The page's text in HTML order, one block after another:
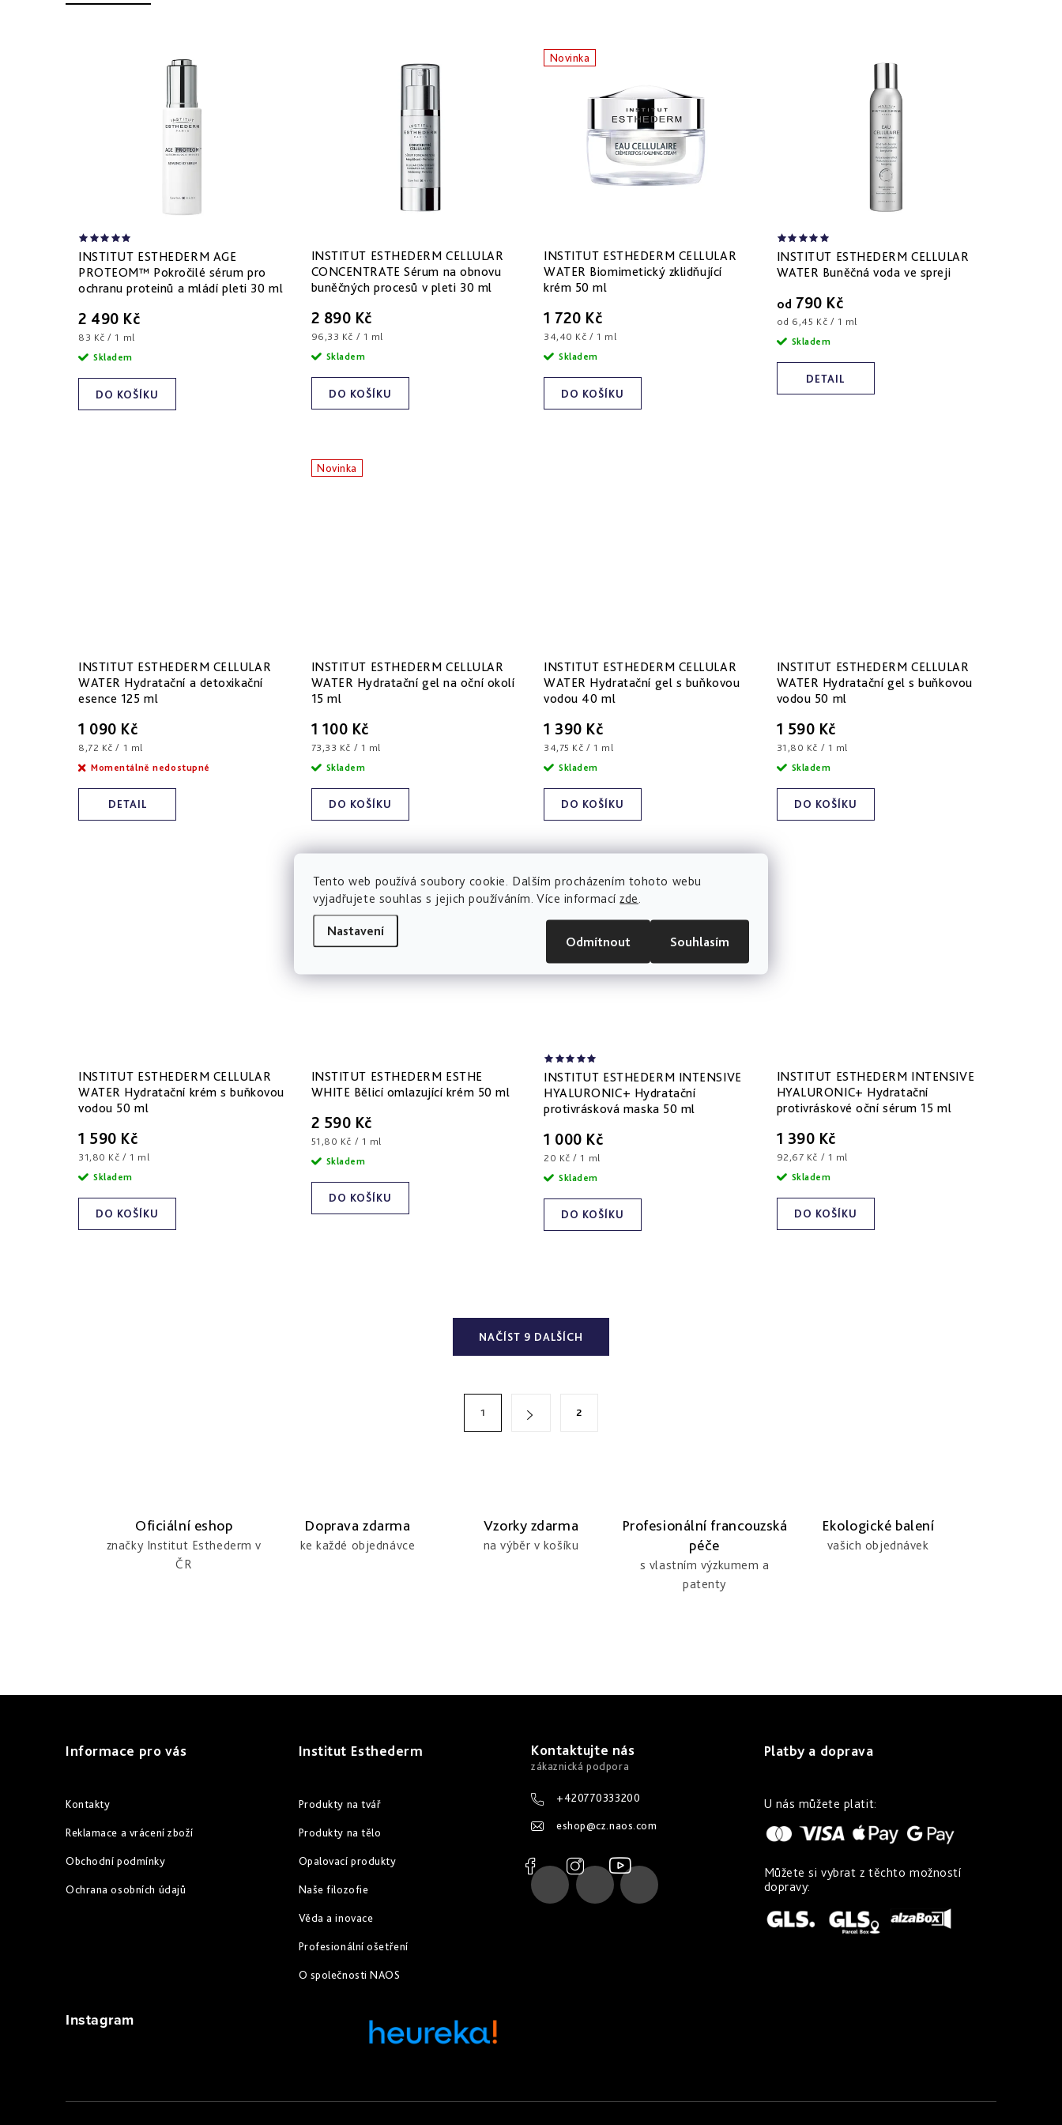
Tento web používá soubory cookie. Dalším procházením tohoto webu
vyjadřujete souhlas s jejich používáním. Více informacízde
Nastavení
Odmítnout Souhlasím
u
ů
o
d
u
INSTITUT ESTHEDERM AGE
PROTEOM™ Pokročilé sérum pro
ochranu proteinů a mládí pleti 30 ml
2 490 Kč
Měrná
cena:
83 Kč / 1 ml
DO KOŠÍKU
Skladem
INSTITUT ESTHEDERM CELLULAR
CONCENTRATE Sérum na obnovu
buněčných procesů v pleti 30 ml
2 890 Kč
Měrná
cena:
96,33 Kč / 1 ml
DO KOŠÍKU
Skladem
Novinka
INSTITUT ESTHEDERM CELLULAR
WATER Biomimetický zklidňující
krém 50 ml
1 720 Kč
Měrná
cena:
34,40 Kč / 1 ml
DO KOŠÍKU
Skladem
INSTITUT ESTHEDERM CELLULAR
WATER Buněčná voda ve spreji
od 790 Kč
Měrná
cena:
od 6,45 Kč / 1 ml
DETAIL
Skladem
INSTITUT ESTHEDERM CELLULAR
WATER Hydratační a detoxikační
esence 125 ml
1 090 Kč
Měrná
cena:
8,72 Kč / 1 ml
DETAIL
Momentálně nedostupné
Novinka
INSTITUT ESTHEDERM CELLULAR
WATER Hydratační gel na oční okolí
15 ml
1 100 Kč
Měrná
cena:
73,33 Kč / 1 ml
DO KOŠÍKU
Skladem
INSTITUT ESTHEDERM CELLULAR
WATER Hydratační gel s buňkovou
vodou 40 ml
1 390 Kč
Měrná
cena:
34,75 Kč / 1 ml
DO KOŠÍKU
Skladem
INSTITUT ESTHEDERM CELLULAR
WATER Hydratační gel s buňkovou
vodou 50 ml
1 590 Kč
Měrná
cena:
31,80 Kč / 1 ml
DO KOŠÍKU
Skladem
INSTITUT ESTHEDERM CELLULAR
WATER Hydratační krém s buňkovou
vodou 50 ml
1 590 Kč
Měrná
cena:
31,80 Kč / 1 ml
DO KOŠÍKU
Skladem
INSTITUT ESTHEDERM ESTHE
WHITE Bělicí omlazující krém 50 ml
2 590 Kč
Měrná
cena:
51,80 Kč / 1 ml
DO KOŠÍKU
Skladem
INSTITUT ESTHEDERM INTENSIVE
HYALURONIC+ Hydratační
protivrásková maska 50 ml
1 000 Kč
Měrná
cena:
20 Kč / 1 ml
DO KOŠÍKU
Skladem
INSTITUT ESTHEDERM INTENSIVE
HYALURONIC+ Hydratační
protivráskové oční sérum 15 ml
1 390 Kč
Měrná
cena:
92,67 Kč / 1 ml
DO KOŠÍKU
Skladem
s
NAČÍST 9 DALŠÍCH
1 2
Oficiální eshop
značky Institut Esthederm v
ČR
Doprava zdarma
ke každé objednávce
Vzorky zdarma
na výběr v košíku
Profesionální francouzská
péče
s vlastním výzkumem a
patenty
Ekologické balení
vašich objednávek
Informace pro vás
Kontakty
Reklamace a vrácení zboží
Obchodní podmínky
Ochrana osobních údajů
Institut Esthederm
Produkty na tvář
Produkty na tělo
Opalovací produkty
Naše filozofie
Věda a inovace
Profesionální ošetření
O společnosti NAOS
Kontaktujte nás
+420770333200
eshop@cz.naos.com
Platby a doprava
U nás můžete platit:
Můžete si vybrat z těchto možností
dopravy:
Instagram